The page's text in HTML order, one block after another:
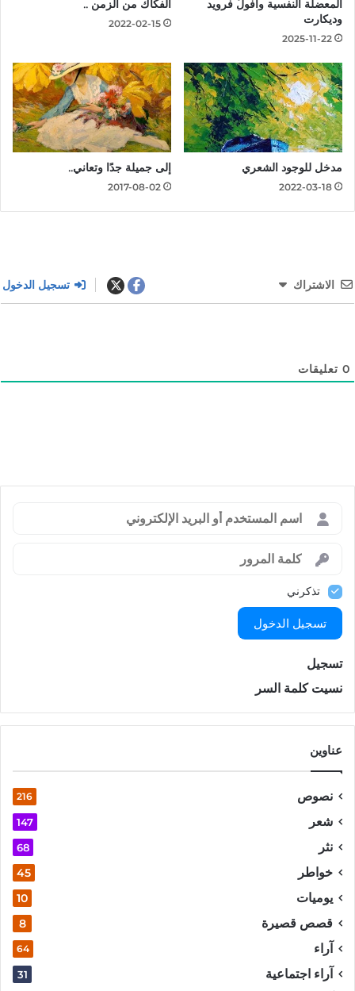
المعضلة النفسية وأُفولُ فرويد
وديكارت
2025-11-22
الفكَاكُ من الزمن ..
2022-02-15
مدخل للوجود الشعري
2022-03-18
إلى جميلة جدًا وتعاني..
2017-08-02
الاشتراك تسجيل الدخول
0 تعليقات
تذكرني
تسجيل الدخول
تسجيل
نسيت كلمة السر
عناوين
نصوص 216
شعر 147
نثر 68
خواطر 45
يوميات 10
قصص قصيرة 8
آراء 64
آراء اجتماعية 31